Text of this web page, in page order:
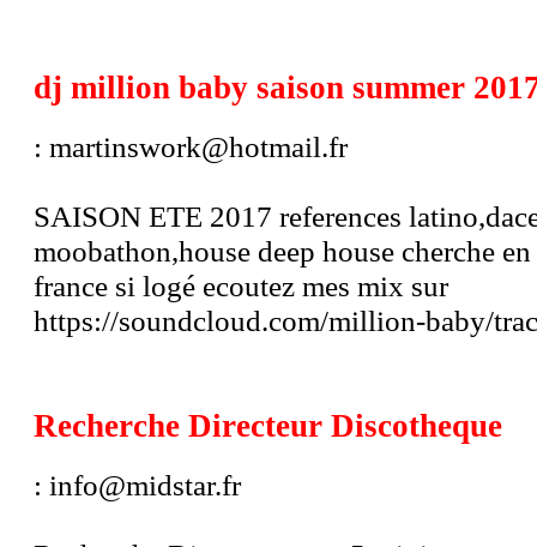
dj million baby saison summer
: martinswork@hotmail.fr
SAISON ETE 2017 references
moobathon,house deep house cherche
france si logé ecoutez mes mix sur
https://soundcloud.com/million-baby/
Recherche Directeur Discotheque
: info@midstar.fr